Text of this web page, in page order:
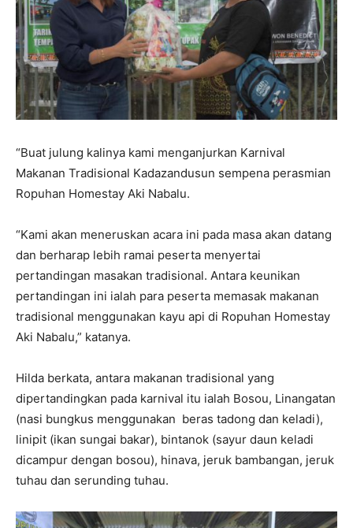
“Buat julung kalinya kami menganjurkan Karnival
Makanan Tradisional Kadazandusun sempena perasmian
Ropuhan Homestay Aki Nabalu.
“Kami akan meneruskan acara ini pada masa akan datang
dan berharap lebih ramai peserta menyertai
pertandingan masakan tradisional. Antara keunikan
pertandingan ini ialah para peserta memasak makanan
tradisional menggunakan kayu api di Ropuhan Homestay
Aki Nabalu,” katanya.
Hilda berkata, antara makanan tradisional yang
dipertandingkan pada karnival itu ialah Bosou, Linangatan
(nasi bungkus menggunakan beras tadong dan keladi),
linipit (ikan sungai bakar), bintanok (sayur daun keladi
dicampur dengan bosou), hinava, jeruk bambangan, jeruk
tuhau dan serunding tuhau.